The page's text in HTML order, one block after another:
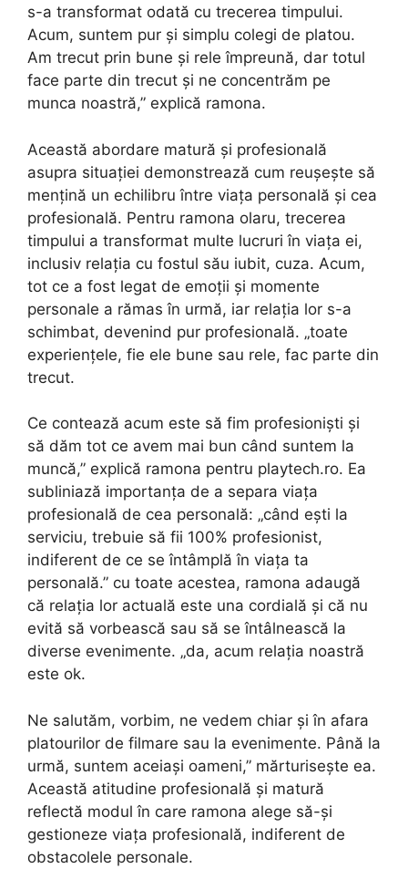
s-a transformat odată cu trecerea timpului.
Acum, suntem pur și simplu colegi de platou.
Am trecut prin bune și rele împreună, dar totul
face parte din trecut și ne concentrăm pe
munca noastră,” explică ramona.
Această abordare matură și profesională
asupra situației demonstrează cum reușește să
mențină un echilibru între viața personală și cea
profesională. Pentru ramona olaru, trecerea
timpului a transformat multe lucruri în viața ei,
inclusiv relația cu fostul său iubit, cuza. Acum,
tot ce a fost legat de emoții și momente
personale a rămas în urmă, iar relația lor s-a
schimbat, devenind pur profesională. „toate
experiențele, fie ele bune sau rele, fac parte din
trecut.
Ce contează acum este să fim profesioniști și
să dăm tot ce avem mai bun când suntem la
muncă,” explică ramona pentru playtech.ro. Ea
subliniază importanța de a separa viața
profesională de cea personală: „când ești la
serviciu, trebuie să fii 100% profesionist,
indiferent de ce se întâmplă în viața ta
personală.” cu toate acestea, ramona adaugă
că relația lor actuală este una cordială și că nu
evită să vorbească sau să se întâlnească la
diverse evenimente. „da, acum relația noastră
este ok.
Ne salutăm, vorbim, ne vedem chiar și în afara
platourilor de filmare sau la evenimente. Până la
urmă, suntem aceiași oameni,” mărturisește ea.
Această atitudine profesională și matură
reflectă modul în care ramona alege să-și
gestioneze viața profesională, indiferent de
obstacolele personale.